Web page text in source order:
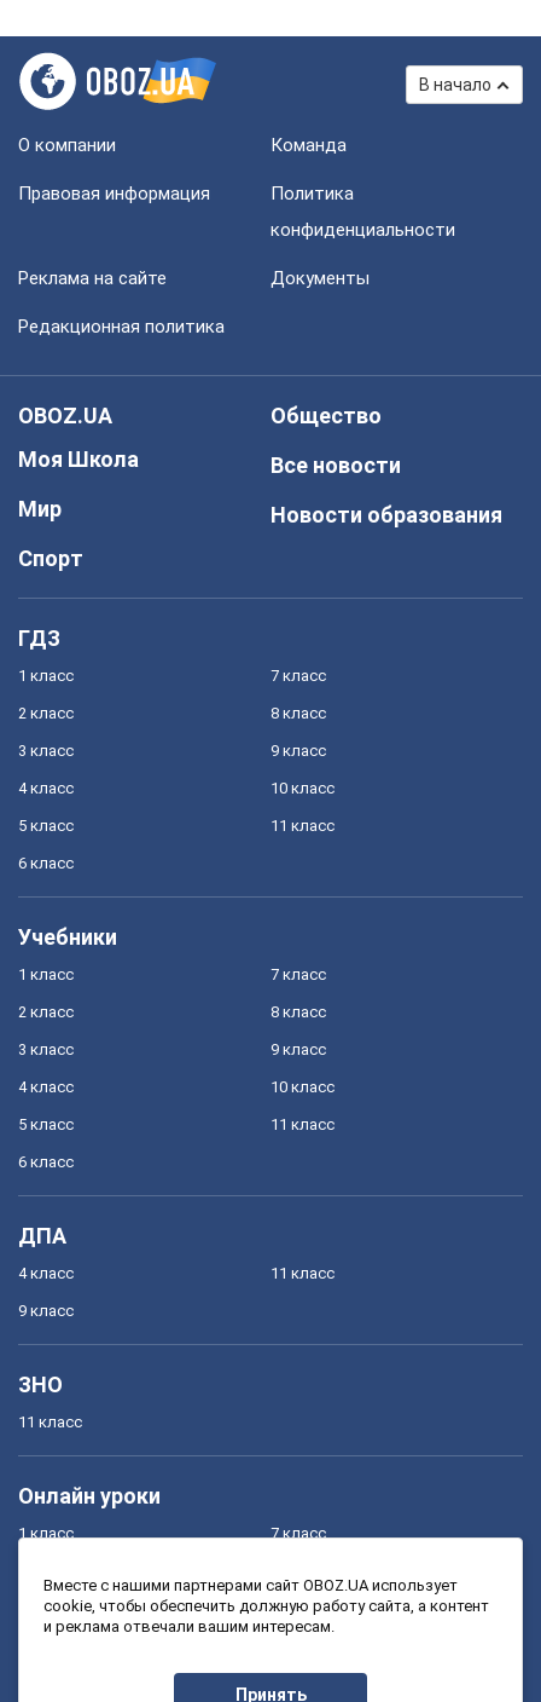
В начало
О компании Команда
Правовая информация
Политика
конфиденциальности
Реклама на сайте Документы
Редакционная политика
OBOZ.UA
Моя Школа
Мир
Спорт
Общество
Все новости
Новости образования
ГДЗ
1 класс
2 класс
3 класс
4 класс
5 класс
6 класс
7 класс
8 класс
9 класс
10 класс
11 класс
Учебники
1 класс
2 класс
3 класс
4 класс
5 класс
6 класс
7 класс
8 класс
9 класс
10 класс
11 класс
ДПА
4 класс
9 класс
11 класс
ЗНО
11 класс
Онлайн уроки
1 класс
3 класс
7 класс
9 класс
Вместе с нашими партнерами сайт OBOZ.UA использует
cookie, чтобы обеспечить должную работу сайта, а контент
и реклама отвечали вашим интересам.
Принять